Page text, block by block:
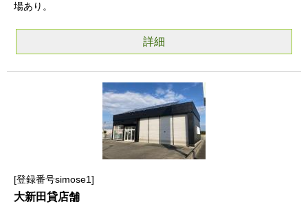
場あり。
詳細
登録番号simose1
大新田貸店舗